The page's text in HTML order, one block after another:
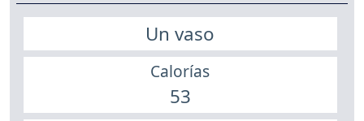
Un vaso
Calorías
53